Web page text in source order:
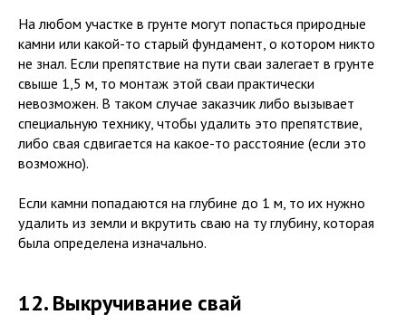
На любом участке в грунте могут попасться природные
камни или какой-то старый фундамент, о котором никто
не знал. Если препятствие на пути сваи залегает в грунте
свыше 1,5 м, то монтаж этой сваи практически
невозможен. В таком случае заказчик либо вызывает
специальную технику, чтобы удалить это препятствие,
либо свая сдвигается на какое-то расстояние (если это
возможно).
Если камни попадаются на глубине до 1 м, то их нужно
удалить из земли и вкрутить сваю на ту глубину, которая
была определена изначально.
12. Выкручивание свай